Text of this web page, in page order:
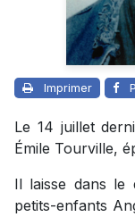
Imprimer
Le 14 juillet
Émile Tourville,
Il laisse dans le
petits-enfants